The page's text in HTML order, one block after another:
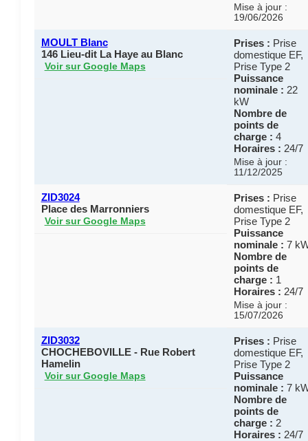
Mise à jour :
19/06/2026
MOULT Blanc
146 Lieu-dit La Haye au Blanc
Voir sur Google Maps
Prises : Prise
domestique EF,
Prise Type 2
Puissance
nominale : 22
kW
Nombre de
points de
charge : 4
Horaires : 24/7
Mise à jour :
11/12/2025
ZID3024
Place des Marronniers
Voir sur Google Maps
Prises : Prise
domestique EF,
Prise Type 2
Puissance
nominale : 7
Nombre de
points de
charge : 1
Horaires : 24/7
Mise à jour :
15/07/2026
ZID3032
CHOCHEBOVILLE - Rue Robert
Hamelin
Voir sur Google Maps
Prises : Prise
domestique EF,
Prise Type 2
Puissance
nominale : 7
Nombre de
points de
charge : 2
Horaires : 24/7